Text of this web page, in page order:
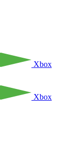
Xbox
Xbox